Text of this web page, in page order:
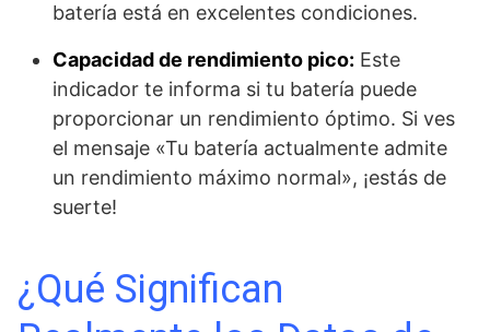
batería está en excelentes condiciones.
Capacidad de rendimiento pico: Este
indicador te informa si tu batería puede
proporcionar un rendimiento óptimo. Si ves
el mensaje «Tu batería actualmente admite
un rendimiento máximo normal», ¡estás de
suerte!
¿Qué Significan